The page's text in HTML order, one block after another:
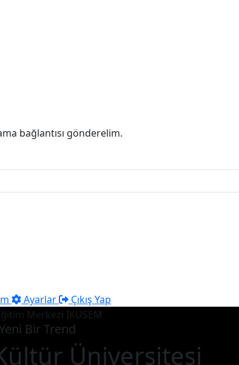
bağlantısı gönderelim.
Ayarlar Çıkış Yap
Bir Trend
Üniversitesi